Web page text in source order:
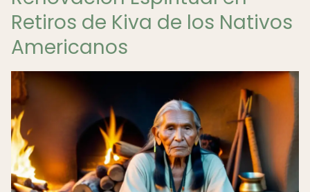
Retiros de Kiva de los Nativos
Americanos